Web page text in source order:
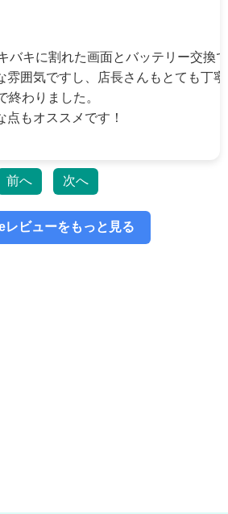
iPhone14のガラス交換をさせて頂きました！
iPhone11のガラス交換をさせて頂きました！
iPhone12の基板修理をさせて頂きました！あ
のiPhone14Proのバッテリー交換をさせて頂き
した！
iPhone13Proのガラス交換をさせて頂きまし
！
バキに割れた画面とバッテリー交換
雰囲気ですし、店長さんもとても丁
終わりました。
もオススメです！
前へ 次へ
レビューをもっと見る